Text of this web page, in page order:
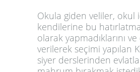
Okula giden veliler, okul
kendilerine bu
olarak yapmadıklarını
verilerek seçimi yapılan
siyer derslerinden